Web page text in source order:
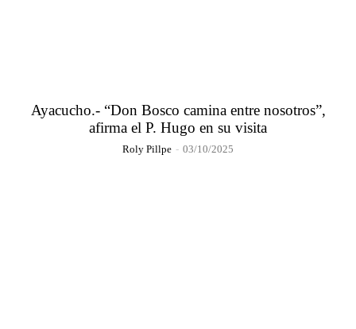
Ayacucho.- “Don Bosco camina entre nosotros”,
afirma el P. Hugo en su visita
Roly Pillpe - 03/10/2025